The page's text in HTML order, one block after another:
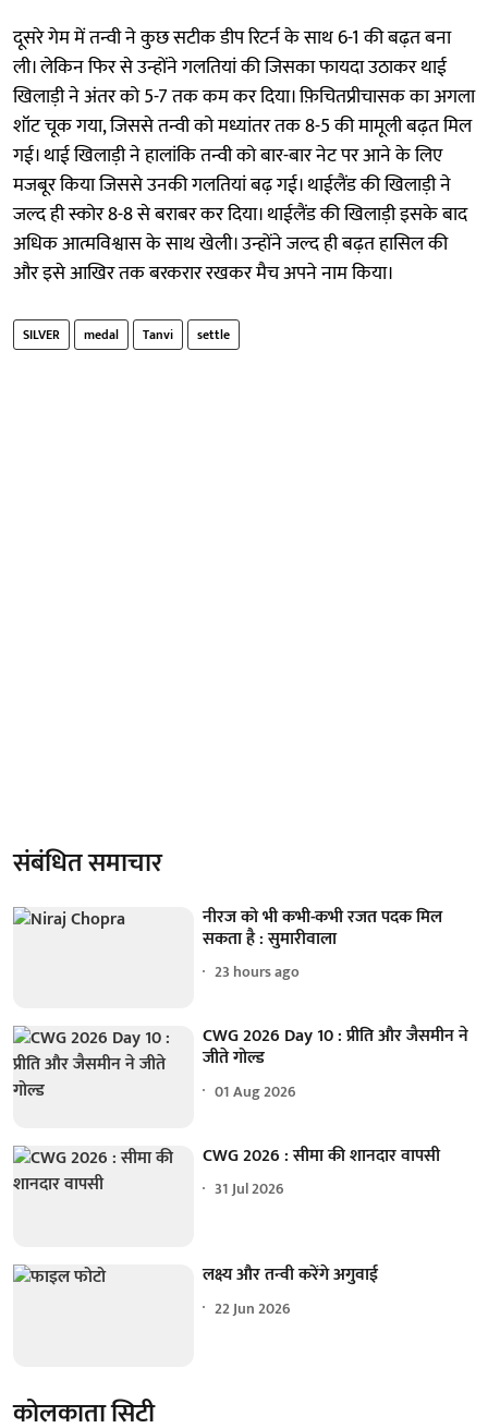
दूसरे गेम में तन्वी ने कुछ सटीक डीप रिटर्न के साथ 6-1 की बढ़त बना
ली। लेकिन फिर से उन्होंने गलतियां की जिसका फायदा उठाकर थाई
खिलाड़ी ने अंतर को 5-7 तक कम कर दिया। फ़िचितप्रीचासक का अगला
शॉट चूक गया, जिससे तन्वी को मध्यांतर तक 8-5 की मामूली बढ़त मिल
गई। थाई खिलाड़ी ने हालांकि तन्वी को बार-बार नेट पर आने के लिए
मजबूर किया जिससे उनकी गलतियां बढ़ गई। थाईलैंड की खिलाड़ी ने
जल्द ही स्कोर 8-8 से बराबर कर दिया। थाईलैंड की खिलाड़ी इसके बाद
अधिक आत्मविश्वास के साथ खेली। उन्होंने जल्द ही बढ़त हासिल की
और इसे आखिर तक बरकरार रखकर मैच अपने नाम किया।
SILVER medal Tanvi settle
संबंधित समाचार
नीरज को भी कभी-कभी रजत पदक मिल
सकता है : सुमारीवाला
23 hours ago
CWG 2026 Day 10 : प्रीति और जैसमीन ने
जीते गोल्ड
01 Aug 2026
CWG 2026 : सीमा की शानदार वापसी
31 Jul 2026
लक्ष्य और तन्वी करेंगे अगुवाई
22 Jun 2026
कोलकाता सिटी